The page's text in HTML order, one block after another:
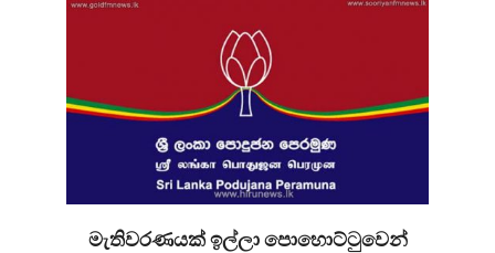
මැතිවරණයක් ඉල්ලා පොහොට්ටුවෙන්